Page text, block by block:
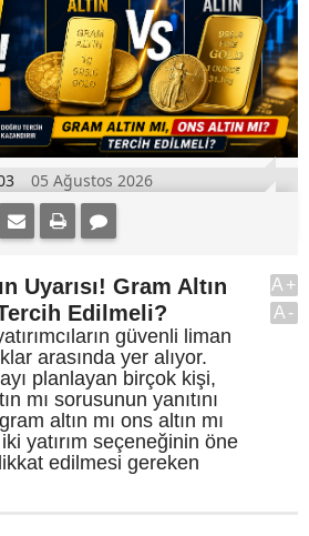
05 Ağustos 2026
Uyarısı! Gram Altın
Edilmeli?
güvenli liman
arasında yer alıyor.
planlayan birçok kişi,
mı sorusunun yanıtını
altın mı ons altın mı
yatırım seçeneğinin öne
edilmesi gereken
A+
A-